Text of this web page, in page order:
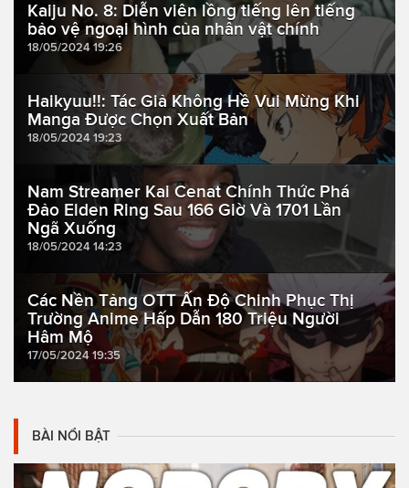
Kaiju No. 8: Diễn viên lồng tiếng lên tiếng
bảo vệ ngoại hình của nhân vật chính
18/05/2024 19:26
Haikyuu!!: Tác Giả Không Hề Vui Mừng Khi
Manga Được Chọn Xuất Bản
18/05/2024 19:23
Nam Streamer Kai Cenat Chính Thức Phá
Đảo Elden Ring Sau 166 Giờ Và 1701 Lần
Ngã Xuống
18/05/2024 14:23
Các Nền Tảng OTT Ấn Độ Chinh Phục Thị
Trường Anime Hấp Dẫn 180 Triệu Người
Hâm Mộ
17/05/2024 19:35
BÀI NỔI BẬT